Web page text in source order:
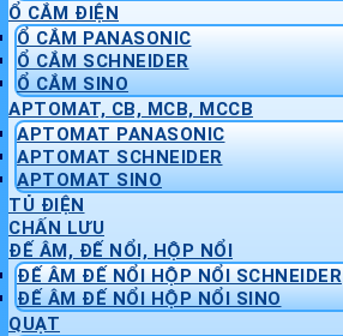
Ổ CẮM ĐIỆN
Ổ CẮM PANASONIC
Ổ CẮM SCHNEIDER
Ổ CẮM SINO
APTOMAT, CB, MCB, MCCB
APTOMAT PANASONIC
APTOMAT SCHNEIDER
APTOMAT SINO
TỦ ĐIỆN
CHẤN LƯU
ĐẾ ÂM, ĐẾ NỔI, HỘP NỔI
ĐẾ ÂM ĐẾ NỔI HỘP NỔI SCHNEIDER
ĐẾ ÂM ĐẾ NỔI HỘP NỔI SINO
QUẠT